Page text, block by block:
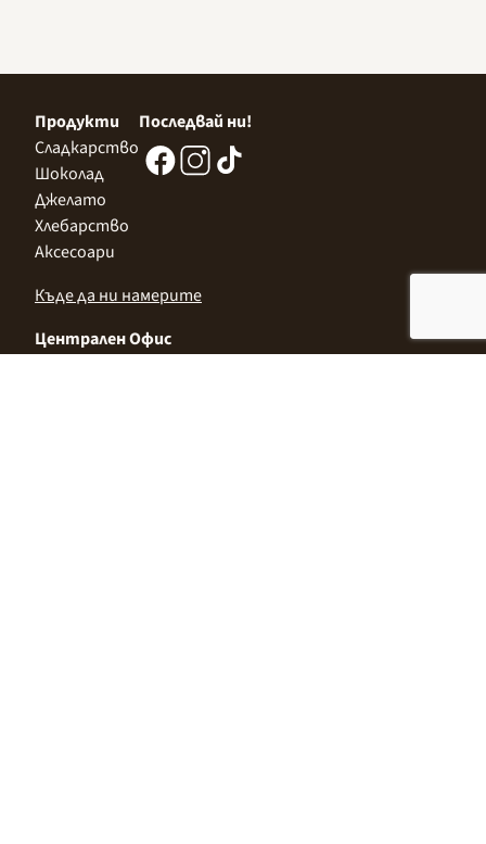
Продукти
Сладкарство
Шоколад
Джелато
Хлебарство
Аксесоари
Последвай ни!
Къде да ни намерите
Централен Офис